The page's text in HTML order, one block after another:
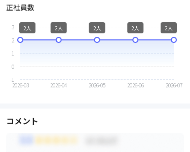
正社員数
-1
0
1
2
3
2026-03 2026-04 2026-05 2026-06 2026-07
2人 2人 2人 2人 2人
コメント